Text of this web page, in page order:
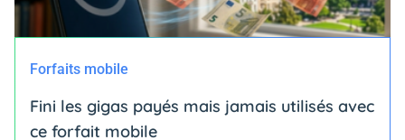
Forfaits mobile
Fini les gigas payés mais jamais utilisés avec
ce forfait mobile